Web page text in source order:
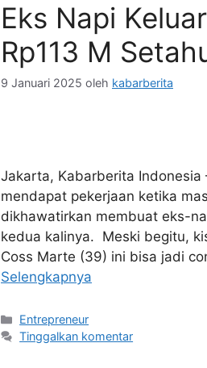
Eks Napi
Rp113 M
9 Januari 2025 oleh kabarberita
Jakarta, Kabarberita Indonesia
mendapat pekerjaan ketika
dikhawatirkan membuat eks-
kedua kalinya. Meski begitu,
Coss Marte (39) ini bisa jadi
Selengkapnya
Kategori
Entrepreneur
Tinggalkan komentar